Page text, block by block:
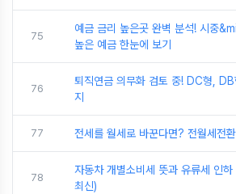
75
예금 금리 높은곳 완벽 분석! 시중
높은 예금 한눈에 보기
76
퇴직연금 의무화 검토 중! DC형,
지
77 전세를 월세로 바꾼다면? 전월세전
78
자동차 개별소비세 뜻과 유류세 인
최신)